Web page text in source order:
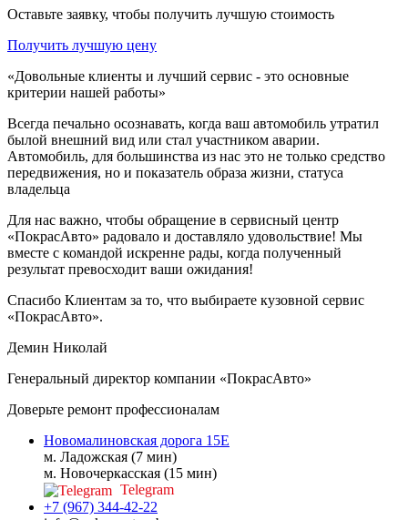
Оставьте заявку, чтобы получить лучшую стоимость
Получить лучшую цену
«Довольные клиенты и лучший сервис - это основные
критерии нашей работы»
Всегда печально осознавать, когда ваш автомобиль утратил
былой внешний вид или стал участником аварии.
Автомобиль, для большинства из нас это не только средство
передвижения, но и показатель образа жизни, статуса
владельца
Для нас важно, чтобы обращение в сервисный центр
«ПокрасАвто» радовало и доставляло удовольствие! Мы
вместе с командой искренне рады, когда полученный
результат превосходит ваши ожидания!
Спасибо Клиентам за то, что выбираете кузовной сервис
«ПокрасАвто».
Демин Николай
Генеральный директор компании «ПокрасАвто»
Доверьте ремонт профессионалам
Новомалиновская дорога 15Е
м. Ладожская (7 мин)
м. Новочеркасская (15 мин)
Telegram
+7 (967) 344-42-22